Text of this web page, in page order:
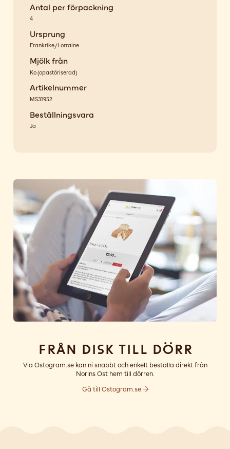
Antal per förpackning
4
Ursprung
Frankrike/Lorraine
Mjölk från
Ko(opastöriserad)
Artikelnummer
MS31952
Beställningsvara
Ja
Från disk till dörr
Via Ostogram.se kan ni snabbt och enkelt beställa direkt från
Norins Ost hem till dörren.
Gå till Ostogram.se